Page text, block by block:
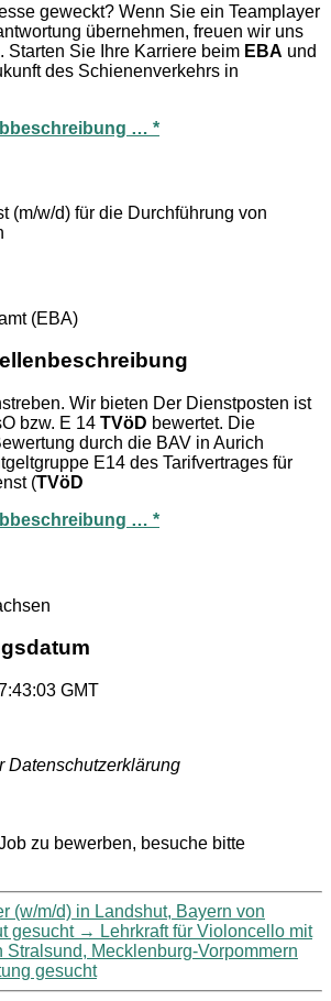
geweckt? Wenn Sie ein Teamplayer
übernehmen, freuen wir uns
Starten Sie Ihre Karriere beim EBA und
des Schienenverkehrs in
… *
(m/w/d) für die Durchführung von
(EBA)
Wir bieten Der Dienstposten ist
bzw. E 14 TVöD bewertet. Die
durch die BAV in Aurich
E14 des Tarifvertrages für
(TVöD
… *
GMT
Datenschutzerklärung
zu bewerben, besuche bitte
(w/m/d) in Landshut, Bayern von
gesucht → Lehrkraft für Violoncello mit
Stralsund, Mecklenburg-Vorpommern
gesucht